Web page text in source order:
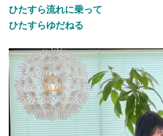
ひたすら流れに乗って
ひたすらゆだねる